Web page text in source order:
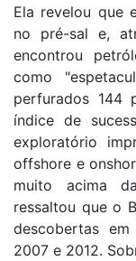
Ela revelou que
no pré-sal e,
encontrou
como
perfurados 144
índice de
exploratório
offshore e
muito acima
ressaltou que o
descobertas
2007 e 2012.